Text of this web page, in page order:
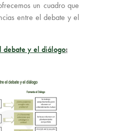
un cuadro que
entre el debate y el
debate y el diálogo: